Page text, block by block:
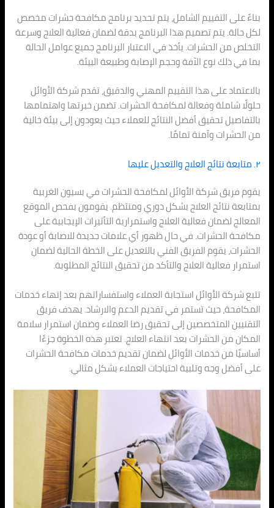
بناءً على التقييم الشامل، يتم تحديد برنامج مكافحة حشرات مخصص
لكل حالة. يتم تصميم هذا البرنامج بدقة لضمان فعالية العلاج وسرعة
التخلص من الحشرات. يأخذ في الاعتبار البرنامج جميع عوامل الحالة
بما في ذلك نوع الآفة وحجم الإصابة وطبيعة البيئة.
بالاعتماد على هذا التقييم المهني والدقيق، تقدم شركة الأوائل
حلولًا شاملة وفعالة لمكافحة الحشرات. تضمن خبرتها واهتمامها
بالتفاصيل تحقيق أفضل النتائج للعملاء حيث يعودون إلى بيئة خالية
من الحشرات وآمنة تمامًا.
٢. متابعة نتائج العلاج والتعديل عليها
يقوم فريق شركة الأوائل لمكافحة الحشرات في بسيون الغربية
بمتابعة نتائج العلاج بشكل دوري ومنتظم. يقومون بفحص الموقع
المعالج لضمان فعالية العلاج واستمرارية التأثيرات الإيجابية على
مكافحة الحشرات. في حال ظهور أي علامات جديدة للاصابة أو عودة
الحشرات، يقوم الفريق الفني بالتعديل على الخطة الحالية لضمان
استمرار فعالية العلاج والتأكد من تحقيق النتائج المطلوبة.
تتبع شركة الأوائل استجابة العملاء واستفساراتهم بعد إنهاء خدمات
المكافحة، حيث تستمر في تقديم الدعم والارشاد. يهدف فريق
التقنيين المتخصصين إلى تحقيق رضا العملاء وضمان استمرار سلامة
المكان من الحشرات بعد انتهاء العلاج. تعتبر هذه الخطوة جزءًا
أساسيًا من خدمات الأوائل لضمان تقديم خدمات مكافحة الحشرات
على أفضل وجه وتلبية احتياجات العملاء بشكل مثالي.